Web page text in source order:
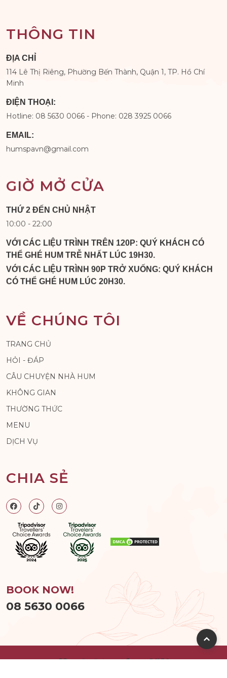
THÔNG TIN
ĐỊA CHỈ
114 Lê Thị Riêng, Phường Bến Thành, Quận 1, TP. Hồ Chí
Minh
ĐIỆN THOẠI:
Hotline: 08 5630 0066 - Phone: 028 3925 0066
EMAIL:
humspavn@gmail.com
GIỜ MỞ CỬA
THỨ 2 ĐẾN CHỦ NHẬT
10:00 - 22:00
VỚI CÁC LIỆU TRÌNH TRÊN 120P: QUÝ KHÁCH CÓ
THỂ GHÉ HUM TRỄ NHẤT LÚC 19H30.
VỚI CÁC LIỆU TRÌNH 90P TRỞ XUỐNG: QUÝ KHÁCH
CÓ THỂ GHÉ HUM LÚC 20H30.
VỀ CHÚNG TÔI
TRANG CHỦ
HỎI - ĐÁP
CÂU CHUYỆN NHÀ HUM
KHÔNG GIAN
THƯỜNG THỨC
MENU
DỊCH VỤ
CHIA SẺ
BOOK NOW!
08 5630 0066